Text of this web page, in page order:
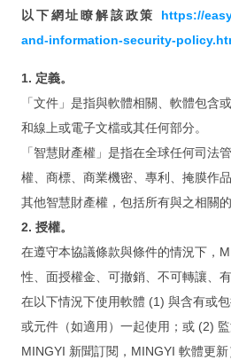
FileMaker Pro 規格能力
FileMaker 新線上文件與快捷鍵
最佳硬件
试用与更新
询价与购买
辅助文件
培
学员案例
一对一
以下網址瞭解該政策 https://
and-information-security-
1. 定義。
「文件」是指與軟體相關、軟體包含
和線上或電子文檔或其任何部分。
「智慧財產權」是指在全球任何司法
權、商標、商業機密、專利、掩膜作
其他智慧財產權，包括所有與之相關的
2. 授權。
在遵守本協議條款與條件的情況下，
性、面授權金、可撤銷、不可轉讓、
在以下情況下使用軟體 (1) 與含有或
或元件（如適用）一起使用；或 (2)
MINGYI 新聞訂閱，MINGYI 軟體更新